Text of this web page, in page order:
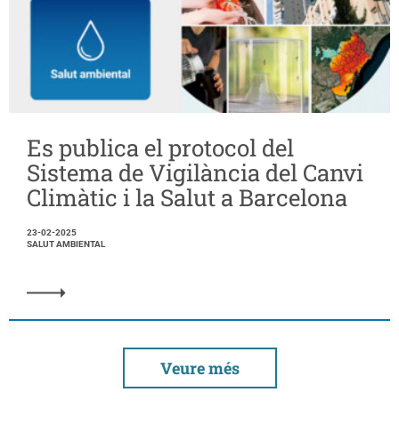
Es publica el protocol del
Sistema de Vigilància del Canvi
Climàtic i la Salut a Barcelona
23-02-2025
SALUT AMBIENTAL
Veure més